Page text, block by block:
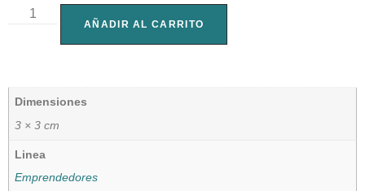
AÑADIR AL CARRITO
Dimensiones
3 × 3 cm
Linea
Emprendedores